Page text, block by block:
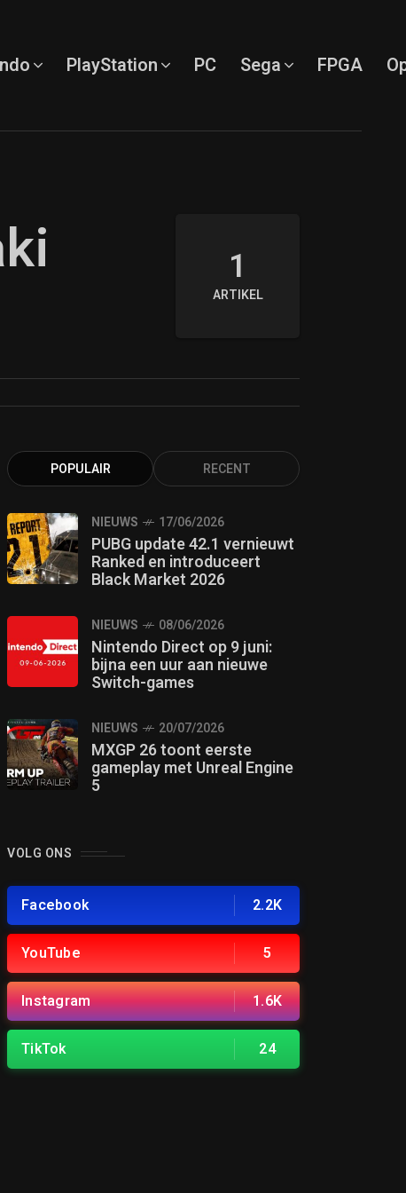
PlayStation PC Sega FPGA
1
ARTIKEL
POPULAIR RECENT
NIEUWS 17/06/2026
PUBG update 42.1 vernieuwt
Ranked en introduceert
Black Market 2026
NIEUWS 08/06/2026
Nintendo Direct op 9 juni:
bijna een uur aan nieuwe
Switch-games
NIEUWS 20/07/2026
MXGP 26 toont eerste
gameplay met Unreal Engine
5
VOLG ONS
Facebook 2.2K
YouTube 5
Instagram 1.6K
TikTok 24